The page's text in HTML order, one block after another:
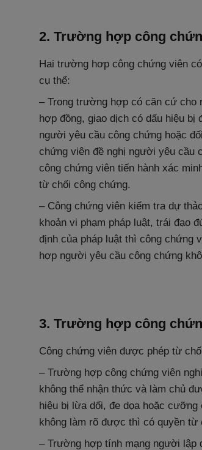
2. Trường hợp công
Hai trường hơp công chứng viên
cụ thể:
– Trong trường hợp có căn cứ cho
hợp đồng, giao dịch có dấu hiệu
người yêu cầu công chứng hoặc
chứng viên đề nghị người yêu cầu
công chứng viên tiến hành xác
từ chối công chứng.
– Công chứng viên kiểm tra dự
khoản vi phạm pháp luật, trái đạo
định của pháp luật thì công chứng
hợp người yêu cầu công chứng
3. Trường hợp công
Công chứng viên được phép từ
– Trường hợp công chứng viên
không thể nhận thức và làm chủ
hiệu bị lừa dối, đe dọa hoặc
không làm rõ được thì có quyền từ
– Trường hợp tính mạng người lập